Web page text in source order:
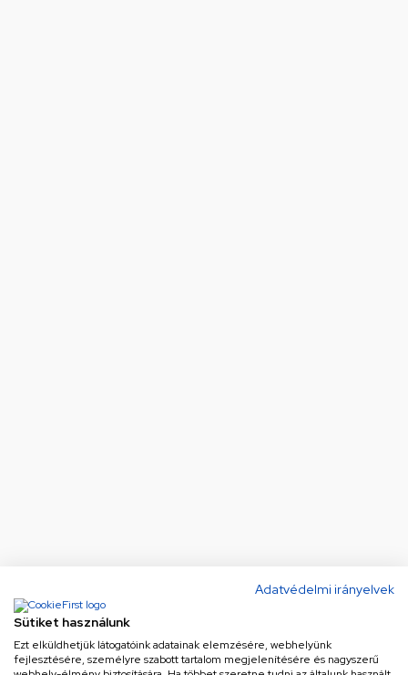
Adatvédelmi irányelvek
Sütiket használunk
Ezt elküldhetjük látogatóink adatainak elemzésére, webhelyünk
fejlesztésére, személyre szabott tartalom megjelenítésére és nagyszerű